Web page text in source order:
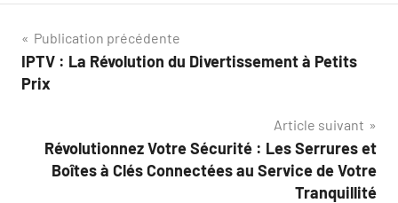
Navigation
de
Publication précédente
IPTV : La Révolution du Divertissement à Petits
Prix
Article suivant
Révolutionnez Votre Sécurité : Les Serrures et
Boîtes à Clés Connectées au Service de Votre
Tranquillité